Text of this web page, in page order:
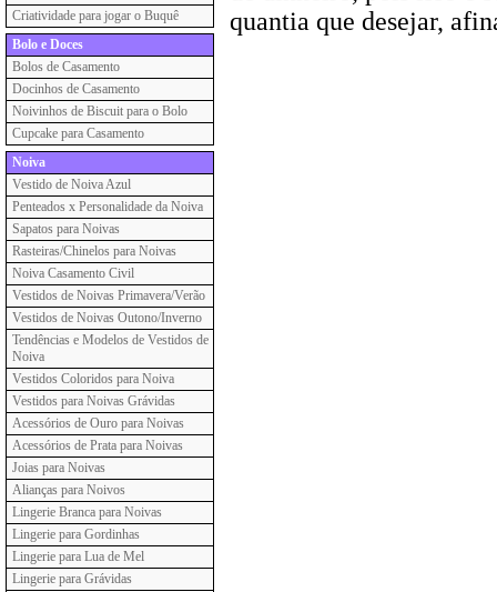
Criatividade para jogar o Buquê
Bolo e Doces
Bolos de Casamento
Docinhos de Casamento
Noivinhos de Biscuit para o Bolo
Cupcake para Casamento
Noiva
Vestido de Noiva Azul
Penteados x Personalidade da Noiva
Sapatos para Noivas
Rasteiras/Chinelos para Noivas
Noiva Casamento Civil
Vestidos de Noivas Primavera/Verão
Vestidos de Noivas Outono/Inverno
Tendências e Modelos de Vestidos de
Noiva
Vestidos Coloridos para Noiva
Vestidos para Noivas Grávidas
Acessórios de Ouro para Noivas
Acessórios de Prata para Noivas
Joias para Noivas
Alianças para Noivos
Lingerie Branca para Noivas
Lingerie para Gordinhas
Lingerie para Lua de Mel
Lingerie para Grávidas
quantia que desejar,